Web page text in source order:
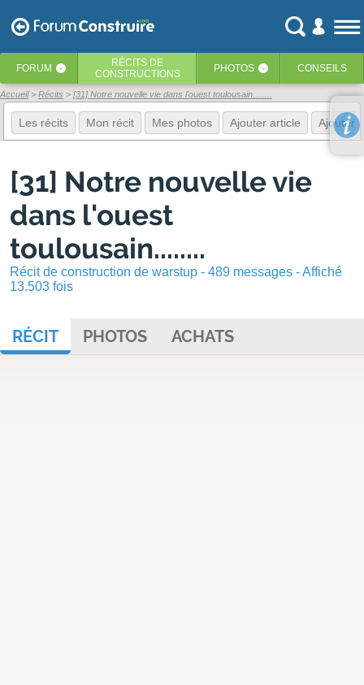
FORUM ‹ RÉCITS DE
CONSTRUCTIONS
PHOTOS ‹ CONSEILS
Accueil Récits [31] Notre nouvelle vie dans l'ouest toulousain........
Les récits Mon récit Mes photos Ajouter article Ajouter
[31] Notre nouvelle vie
dans l'ouest
toulousain........
Récit de construction de warstup - 489 messages - Affiché
13.503 fois
RÉCIT PHOTOS ACHATS